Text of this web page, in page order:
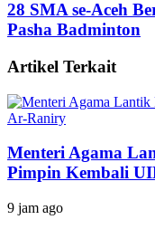
28 SMA se-Aceh
Pasha Badminton
Artikel Terkait
Menteri Agama
Pimpin Kembali
9 jam ago